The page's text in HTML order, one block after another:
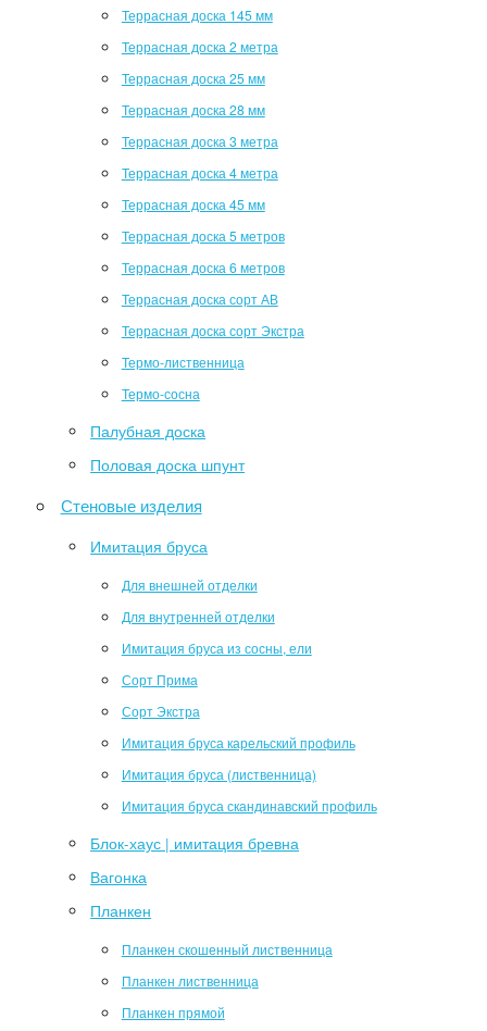
Террасная доска 145 мм
Террасная доска 2 метра
Террасная доска 25 мм
Террасная доска 28 мм
Террасная доска 3 метра
Террасная доска 4 метра
Террасная доска 45 мм
Террасная доска 5 метров
Террасная доска 6 метров
Террасная доска сорт АВ
Террасная доска сорт Экстра
Термо-лиственница
Термо-сосна
Палубная доска
Половая доска шпунт
Стеновые изделия
Имитация бруса
Для внешней отделки
Для внутренней отделки
Имитация бруса из сосны, ели
Сорт Прима
Сорт Экстра
Имитация бруса карельский профиль
Имитация бруса (лиственница)
Имитация бруса скандинавский профиль
Блок-хаус | имитация бревна
Вагонка
Планкен
Планкен скошенный лиственница
Планкен лиственница
Планкен прямой